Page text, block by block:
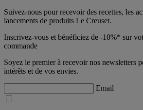
Suivez-nous pour recevoir des recettes, les
lancements de produits Le Creuset.
Inscrivez-vous et bénéficiez de -10%* sur
commande
Soyez le premier à recevoir nos newsletters
intérêts et de vos envies.
Email